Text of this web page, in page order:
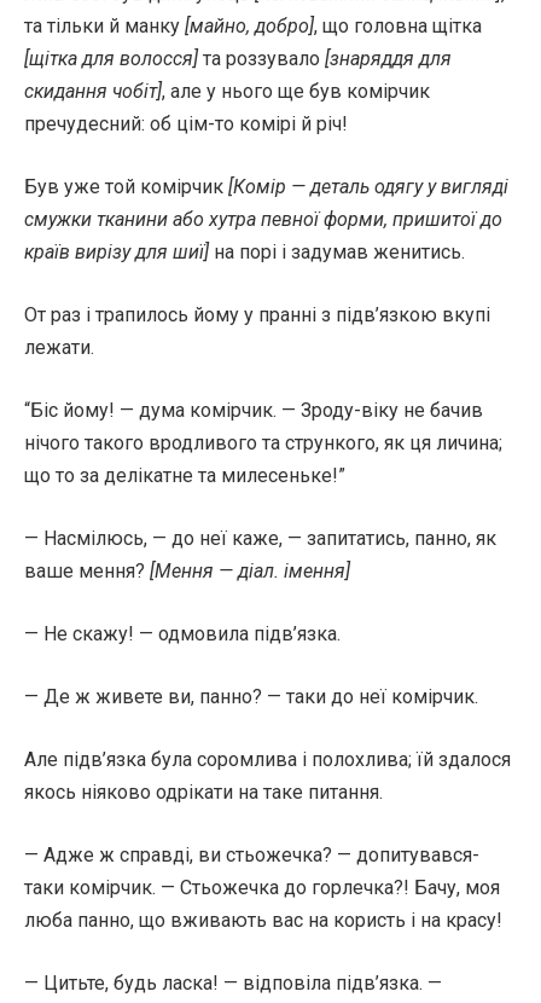
та тільки й манку [майно, добро], що головна щітка
[щітка для волосся] та роззувало [знаряддя для
скидання чобіт], але у нього ще був комірчик
пречудесний: об цім-то комірі й річ!
Був уже той комірчик [Комір — деталь одягу у вигляді
смужки тканини або хутра певної форми, пришитої до
країв вирізу для шиї] на порі і задумав женитись.
От раз і трапилось йому у пранні з підв’язкою вкупі
лежати.
“Біс йому! — дума комірчик. — Зроду-віку не бачив
нічого такого вродливого та стрункого, як ця личина;
що то за делікатне та милесеньке!”
— Насмілюсь, — до неї каже, — запитатись, панно, як
ваше мення? [Мення — діал. імення]
— Не скажу! — одмовила підв’язка.
— Де ж живете ви, панно? — таки до неї комірчик.
Але підв’язка була соромлива і полохлива; їй здалося
якось ніяково одрікати на таке питання.
— Адже ж справді, ви стьожечка? — допитувався-
таки комірчик. — Стьожечка до горлечка?! Бачу, моя
люба панно, що вживають вас на користь і на красу!
— Цитьте, будь ласка! — відповіла підв’язка. —